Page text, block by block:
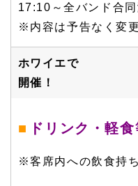
17:10～全バンド合同
※内容は予告なく変
ホワイエで
開催！
ドリンク・軽
※客席内への飲食持